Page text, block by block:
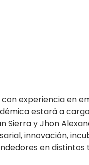
experiencia en
estará a
Sierra y Jhon
innovación,
en distintos